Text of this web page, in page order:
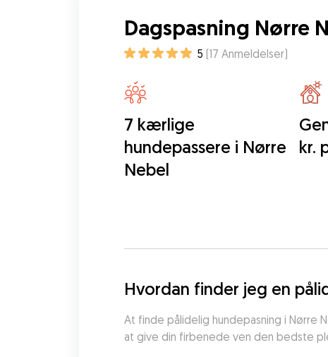
Dagspasning Nørre
5 (17 Anmeldelser)
7 kærlige
hundepassere i Nørre
Nebel
kr.
Hvordan finder jeg en
At finde pålidelig hundepasning i Nørre
at give din firbenede ven den bedste